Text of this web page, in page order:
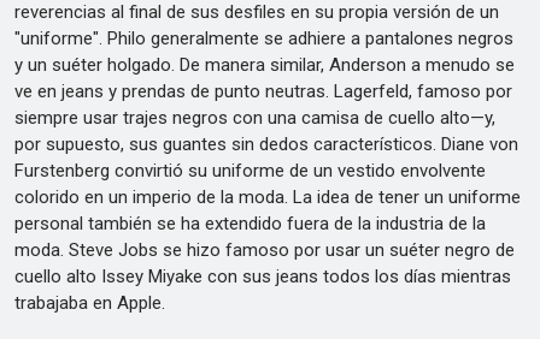
reverencias al final de sus desfiles en su propia versión de un
"uniforme". Philo generalmente se adhiere a pantalones negros
y un suéter holgado. De manera similar, Anderson a menudo se
ve en jeans y prendas de punto neutras. Lagerfeld, famoso por
siempre usar trajes negros con una camisa de cuello alto—y,
por supuesto, sus guantes sin dedos característicos. Diane von
Furstenberg convirtió su uniforme de un vestido envolvente
colorido en un imperio de la moda. La idea de tener un uniforme
personal también se ha extendido fuera de la industria de la
moda. Steve Jobs se hizo famoso por usar un suéter negro de
cuello alto Issey Miyake con sus jeans todos los días mientras
trabajaba en Apple.